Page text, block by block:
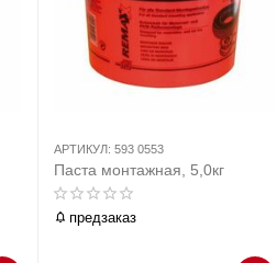
АРТИКУЛ: 593 0553
Паста монтажная, 5,0кг
предзаказ